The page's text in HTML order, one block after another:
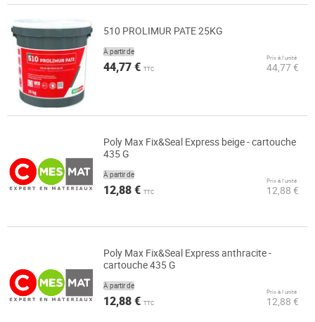
510 PROLIMUR PATE 25KG
À partir de
44,77 € TTC
Prix à l’unité
44,77 €
Poly Max Fix&Seal Express beige - cartouche
435 G
À partir de
12,88 € TTC
Prix à l’unité
12,88 €
Poly Max Fix&Seal Express anthracite -
cartouche 435 G
À partir de
12,88 € TTC
Prix à l’unité
12,88 €